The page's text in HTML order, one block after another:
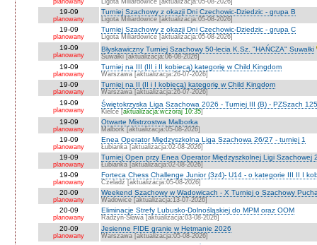
planowany Ligota Miliardowice [aktualizacja:05-08-2026]
19-09
planowany
Turniej Szachowy z okazji Dni Czechowic-Dziedzic - grupa B
Ligota Miliardowice [aktualizacja:05-08-2026]
19-09
planowany
Turniej Szachowy z okazji Dni Czechowic-Dziedzic - grupa C
Ligota Miliardowice [aktualizacja:05-08-2026]
19-09
planowany
Błyskawiczny Turniej Szachowy 50-lecia K.Sz. "HAŃCZA" Suwałki
Suwałki [aktualizacja:06-08-2026]
19-09
planowany
Turniej na III (III i II kobiecą) kategorię w Child Kingdom
Warszawa [aktualizacja:26-07-2026]
19-09
planowany
Turniej na II (II i I kobiecą) kategorię w Child Kingdom
Warszawa [aktualizacja:26-07-2026]
19-09
planowany
Świętokrzyska Liga Szachowa 2026 - Turniej III (B) - PZSzach
Kielce [aktualizacja:wczoraj 10:35]
19-09
planowany
Otwarte Mistrzostwa Malborka
Malbork [aktualizacja:05-08-2026]
19-09
planowany
Enea Operator Międzyszkolna Liga Szachowa 26/27 - turniej 1
Łubianka [aktualizacja:02-08-2026]
19-09
planowany
Turniej Open przy Enea Operator Międzyszkolnej Ligi Szachowej
Łubianka [aktualizacja:02-08-2026]
19-09
planowany
Forteca Chess Challenge Junior (3z4)- U14 - o kategorie III II I
Czeladź [aktualizacja:05-08-2026]
20-09
planowany
Weekend Szachowy w Wadowicach - X Turniej o Szachowy
Wadowice [aktualizacja:13-07-2026]
20-09
planowany
Eliminacje Strefy Lubusko-Dolnośląskiej do MPM oraz OOM
Radzyn-Sława [aktualizacja:03-08-2026]
20-09
planowany
Jesienne FIDE granie w Hetmanie 2026
Warszawa [aktualizacja:05-08-2026]